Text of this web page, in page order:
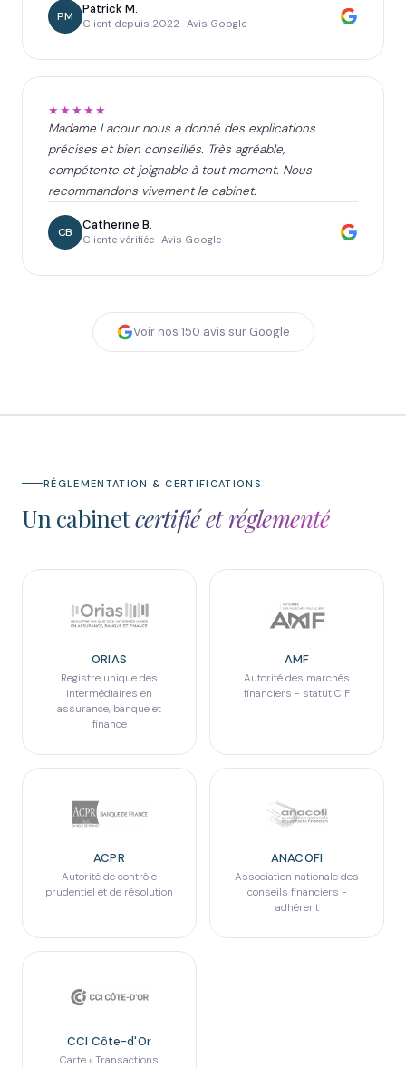
PM Patrick M.
Client depuis 2022 · Avis Google
★★★★★
Madame Lacour nous a donné des explications
précises et bien conseillés. Très agréable,
compétente et joignable à tout moment. Nous
recommandons vivement le cabinet.
CB Catherine B.
Cliente vérifiée · Avis Google
Voir nos 150 avis sur Google
RÉGLEMENTATION & CERTIFICATIONS
Un cabinetcertifié et réglementé
ORIAS
Registre unique des
intermédiaires en
assurance, banque et
finance
AMF
Autorité des marchés
financiers - statut CIF
ACPR
Autorité de contrôle
prudentiel et de résolution
ANACOFI
Association nationale des
conseils financiers -
adhérent
CCI Côte-d'Or
Carte « Transactions